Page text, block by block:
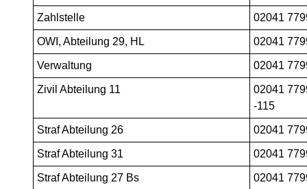
Zahlstelle 02041
OWI, Abteilung 29, HL 02041
Verwaltung 02041
Zivil Abteilung 11
02041
-115
Straf Abteilung 26 02041
Straf Abteilung 31 02041
Straf Abteilung 27 Bs 02041